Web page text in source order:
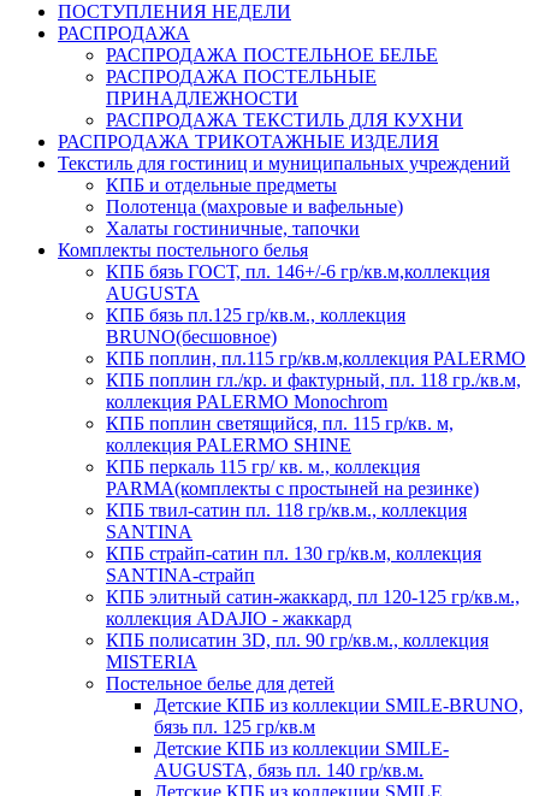
ПОСТУПЛЕНИЯ НЕДЕЛИ
РАСПРОДАЖА
РАСПРОДАЖА ПОСТЕЛЬНОЕ БЕЛЬЕ
РАСПРОДАЖА ПОСТЕЛЬНЫЕ
ПРИНАДЛЕЖНОСТИ
РАСПРОДАЖА ТЕКСТИЛЬ ДЛЯ КУХНИ
РАСПРОДАЖА ТРИКОТАЖНЫЕ ИЗДЕЛИЯ
Текстиль для гостиниц и муниципальных учреждений
КПБ и отдельные предметы
Полотенца (махровые и вафельные)
Халаты гостиничные, тапочки
Комплекты постельного белья
КПБ бязь ГОСТ, пл. 146+/-6 гр/кв.м,коллекция
AUGUSTA
КПБ бязь пл.125 гр/кв.м., коллекция
BRUNO(бесшовное)
КПБ поплин, пл.115 гр/кв.м,коллекция PALERMO
КПБ поплин гл./кр. и фактурный, пл. 118 гр./кв.м,
коллекция PALERMO Monochrom
КПБ поплин светящийся, пл. 115 гр/кв. м,
коллекция PALERMO SHINE
КПБ перкаль 115 гр/ кв. м., коллекция
PARMA(комплекты с простыней на резинке)
КПБ твил-сатин пл. 118 гр/кв.м., коллекция
SANTINA
КПБ страйп-сатин пл. 130 гр/кв.м, коллекция
SANTINA-страйп
КПБ элитный сатин-жаккард, пл 120-125 гр/кв.м.,
коллекция ADAJIO - жаккард
КПБ полисатин 3D, пл. 90 гр/кв.м., коллекция
MISTERIA
Постельное белье для детей
Детские КПБ из коллекции SMILE-BRUNO,
бязь пл. 125 гр/кв.м
Детские КПБ из коллекции SMILE-
AUGUSTA, бязь пл. 140 гр/кв.м.
Детские КПБ из коллекции SMILE